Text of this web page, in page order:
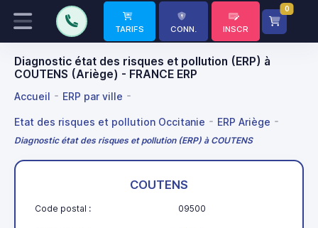
TARIFS CONN. INSCR
0
Diagnostic état des risques et pollution (ERP) à
COUTENS (Ariège) - FRANCE ERP
Accueil ERP par ville
Etat des risques et pollution Occitanie ERP Ariège
Diagnostic état des risques et pollution (ERP) à COUTENS
COUTENS
Code postal : 09500